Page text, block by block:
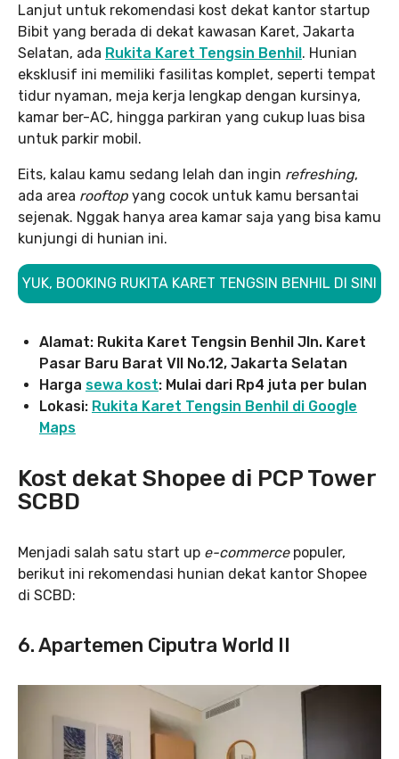
Lanjut untuk rekomendasi kost dekat kantor startup
Bibit yang berada di dekat kawasan Karet, Jakarta
Selatan, ada Rukita Karet Tengsin Benhil. Hunian
eksklusif ini memiliki fasilitas komplet, seperti tempat
tidur nyaman, meja kerja lengkap dengan kursinya,
kamar ber-AC, hingga parkiran yang cukup luas bisa
untuk parkir mobil.
Eits, kalau kamu sedang lelah dan ingin refreshing,
ada area rooftop yang cocok untuk kamu bersantai
sejenak. Nggak hanya area kamar saja yang bisa kamu
kunjungi di hunian ini.
YUK, BOOKING RUKITA KARET TENGSIN BENHIL DI SINI
Alamat: Rukita Karet Tengsin Benhil Jln. Karet
Pasar Baru Barat VII No.12, Jakarta Selatan
Harga sewa kost: Mulai dari Rp4 juta per bulan
Lokasi: Rukita Karet Tengsin Benhil di Google
Maps
Kost dekat Shopee di PCP Tower
SCBD
Menjadi salah satu start up e-commercepopuler,
berikut ini rekomendasi hunian dekat kantor Shopee
di SCBD:
6. Apartemen Ciputra World II